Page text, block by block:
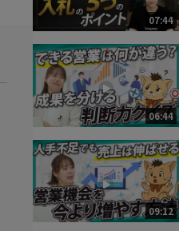
07:44
06:44
09:12